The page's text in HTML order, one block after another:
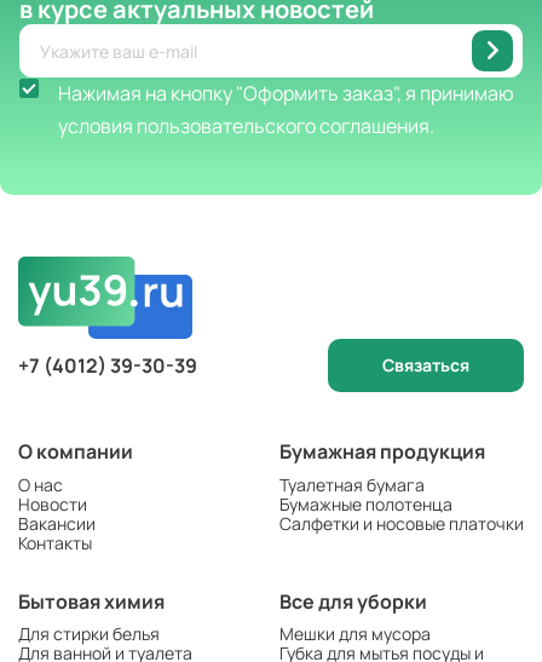
в курсе актуальных новостей
Нажимая на кнопку "Оформить заказ", я принимаю
условия пользовательского соглашения.
+7 (4012) 39-30-39 Связаться
О компании
О нас
Новости
Вакансии
Контакты
Бумажная продукция
Туалетная бумага
Бумажные полотенца
Салфетки и носовые платочки
Бытовая химия
Для стирки белья
Для ванной и туалета
Все для уборки
Мешки для мусора
Губка для мытья посуды и